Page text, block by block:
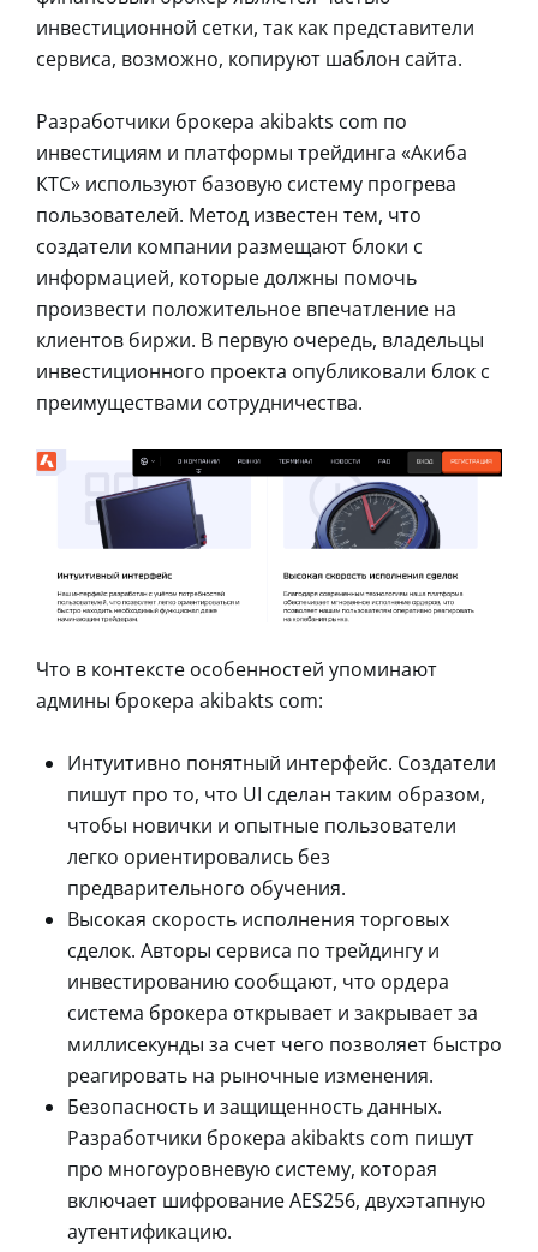
инвестиционной сетки, так как представители
сервиса, возможно, копируют шаблон сайта.
Разработчики брокера akibakts com по
инвестициям и платформы трейдинга «Акиба
КТС» используют базовую систему прогрева
пользователей. Метод известен тем, что
создатели компании размещают блоки с
информацией, которые должны помочь
произвести положительное впечатление на
клиентов биржи. В первую очередь, владельцы
инвестиционного проекта опубликовали блок с
преимуществами сотрудничества.
Что в контексте особенностей упоминают
админы брокера akibakts com:
Интуитивно понятный интерфейс. Создатели
пишут про то, что UI сделан таким образом,
чтобы новички и опытные пользователи
легко ориентировались без
предварительного обучения.
Высокая скорость исполнения торговых
сделок. Авторы сервиса по трейдингу и
инвестированию сообщают, что ордера
система брокера открывает и закрывает за
миллисекунды за счет чего позволяет быстро
реагировать на рыночные изменения.
Безопасность и защищенность данных.
Разработчики брокера akibakts com пишут
про многоуровневую систему, которая
включает шифрование AES256, двухэтапную
аутентификацию.